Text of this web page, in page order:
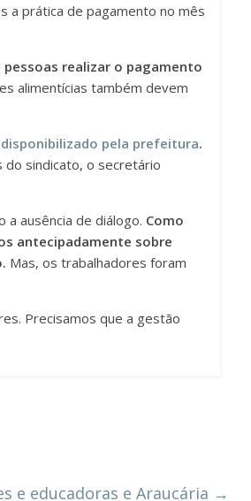
a prática de pagamento no mês
realizar o pagamento
alimentícias também devem
pela prefeitura.
do sindicato, o secretário
a ausência de diálogo. Como
antecipadamente sobre
Mas, os trabalhadores foram
Precisamos que a gestão
e educadoras e Araucária →